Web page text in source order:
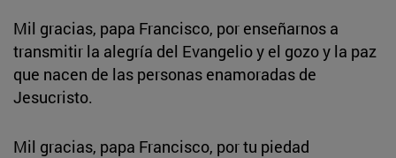
Mil gracias, papa Francisco, por enseñarnos a
transmitir la alegría del Evangelio y el gozo y la paz
que nacen de las personas enamoradas de
Jesucristo.
Mil gracias, papa Francisco, por tu piedad